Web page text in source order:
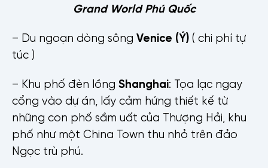
Grand World Phú Quốc
– Du ngoạn dòng sông Venice (Ý) ( chi phí tự
túc )
– Khu phố đèn lồng Shanghai: Tọa lạc ngay
cổng vào dự án, lấy cảm hứng thiết kế từ
những con phố sầm uất của Thượng Hải, khu
phố như một China Town thu nhỏ trên đảo
Ngọc trù phú.